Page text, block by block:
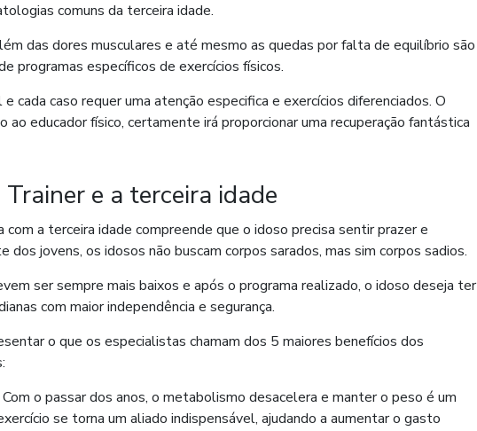
comuns da terceira idade.
das dores musculares e até mesmo as quedas por falta de equilíbrio são
programas específicos de exercícios físicos.
cada caso requer uma atenção especifica e exercícios diferenciados. O
educador físico, certamente irá proporcionar uma recuperação fantástica
e a terceira idade
a terceira idade compreende que o idoso precisa sentir prazer e
dos jovens, os idosos não buscam corpos sarados, mas sim corpos sadios.
ser sempre mais baixos e após o programa realizado, o idoso deseja ter
com maior independência e segurança.
o que os especialistas chamam dos 5 maiores benefícios dos
Com o passar dos anos, o metabolismo desacelera e manter o peso é um
se torna um aliado indispensável, ajudando a aumentar o gasto